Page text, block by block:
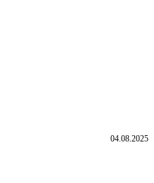
04.08.2025